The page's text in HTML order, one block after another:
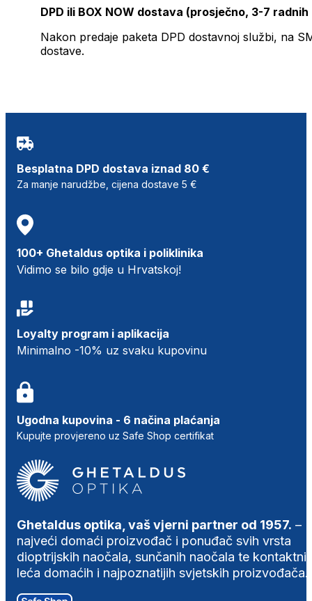
DPD ili BOX NOW dostava (prosječno, 3-7 radnih
Nakon predaje paketa DPD dostavnoj službi, na
dostave.
Besplatna DPD dostava iznad 80 €
Za manje narudžbe, cijena dostave 5 €
100+ Ghetaldus optika i poliklinika
Vidimo se bilo gdje u Hrvatskoj!
Loyalty program i aplikacija
Minimalno -10% uz svaku kupovinu
Ugodna kupovina - 6 načina plaćanja
Kupujte provjereno uz Safe Shop certifikat
Ghetaldus optika, vaš vjerni partner od 1957. –
najveći domaći proizvođač i ponuđač svih vrsta
dioptrijskih naočala, sunčanih naočala te
leća domaćih i najpoznatijih svjetskih proizvođača.